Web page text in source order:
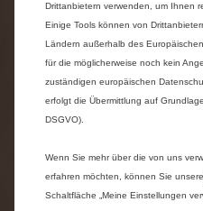
Drittanbietern verwenden, um Ihnen
Einige Tools können von
Ländern außerhalb des
für die möglicherweise noch kein
zuständigen europäischen
erfolgt die Übermittlung auf
DSGVO).
Wenn Sie mehr über die von uns
erfahren möchten, können Sie unsere
Schaltfläche „Meine Einstellungen